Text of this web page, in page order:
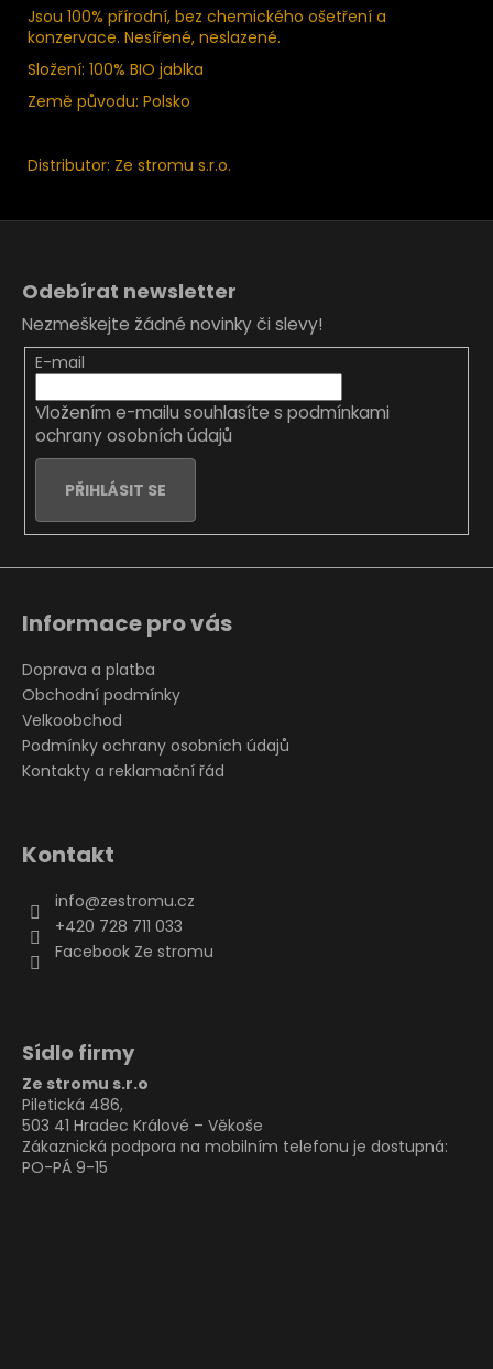
Jsou 100% přírodní, bez chemického ošetření a
konzervace. Nesířené, neslazené.
Složení: 100% BIO jablka
Země původu: Polsko
Distributor: Ze stromu s.r.o.
Odebírat newsletter
Nezmeškejte žádné novinky či slevy!
E-mail
Vložením e-mailu souhlasíte s podmínkami
ochrany osobních údajů
PŘIHLÁSIT SE
Informace pro vás
Doprava a platba
Obchodní podmínky
Velkoobchod
Podmínky ochrany osobních údajů
Kontakty a reklamační řád
Kontakt
info@zestromu.cz
+420 728 711 033
Facebook Ze stromu
Sídlo firmy
Ze stromu s.r.o
Piletická 486,
503 41 Hradec Králové – Věkoše
Zákaznická podpora na mobilním telefonu je dostupná:
PO-PÁ 9-15